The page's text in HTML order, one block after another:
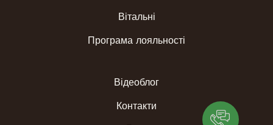
Вітальні
Програма лояльності
Відеоблог
Контакти